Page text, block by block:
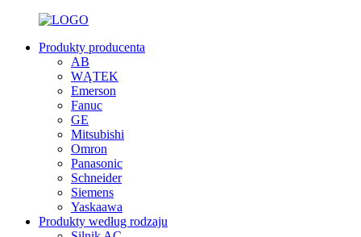
Produkty producenta
AB
WĄTEK
Emerson
Fanuc
GE
Mitsubishi
Omron
Panasonic
Schneider
Siemens
Yaskaawa
Produkty według rodzaju